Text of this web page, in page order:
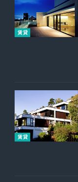
賃貸
賃貸